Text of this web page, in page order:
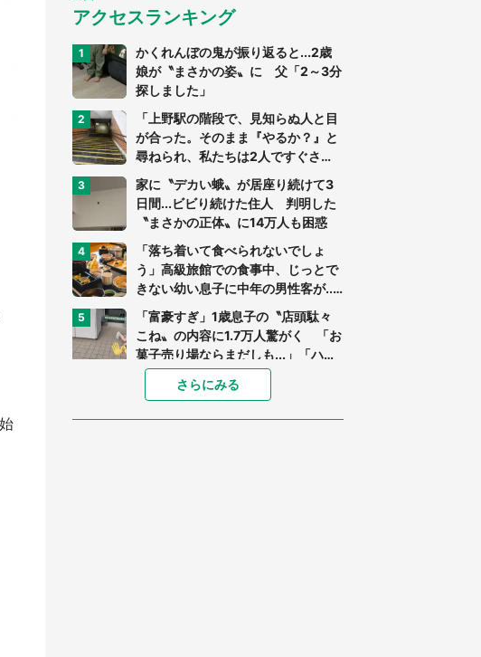
アクセスランキング
かくれんぼの鬼が振り返ると...2歳
娘が〝まさかの姿〟に 父「2～3分
探しました」
「上野駅の階段で、見知らぬ人と目
が合った。そのまま『やるか？』と
尋ねられ、私たちは2人ですぐさ
ま...」（茨城県・70代男性）
家に〝デカい蛾〟が居座り続けて3
日間...ビビり続けた住人 判明した
〝まさかの正体〟に14万人も困惑
「落ち着いて食べられないでしょ
う」高級旅館での食事中、じっとで
きない幼い息子に中年の男性客が...
（東京都・40代男性）
「富豪すぎ」1歳息子の〝店頭駄々
こね〟の内容に1.7万人驚がく 「お
菓子売り場ならまだしも...」「ハー
ドル高い」
「閉所恐怖症の私は新幹線で大パニ
ック。隣席の青年に『手を繋いで』
とお願いしたら...」 体験談に8万
さらにみる